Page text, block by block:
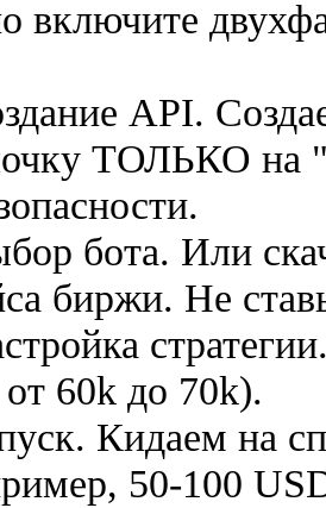
включите
API.
ТОЛЬКО на
бота. Или
биржи. Не
60k до 70k).
Кидаем на
50-100